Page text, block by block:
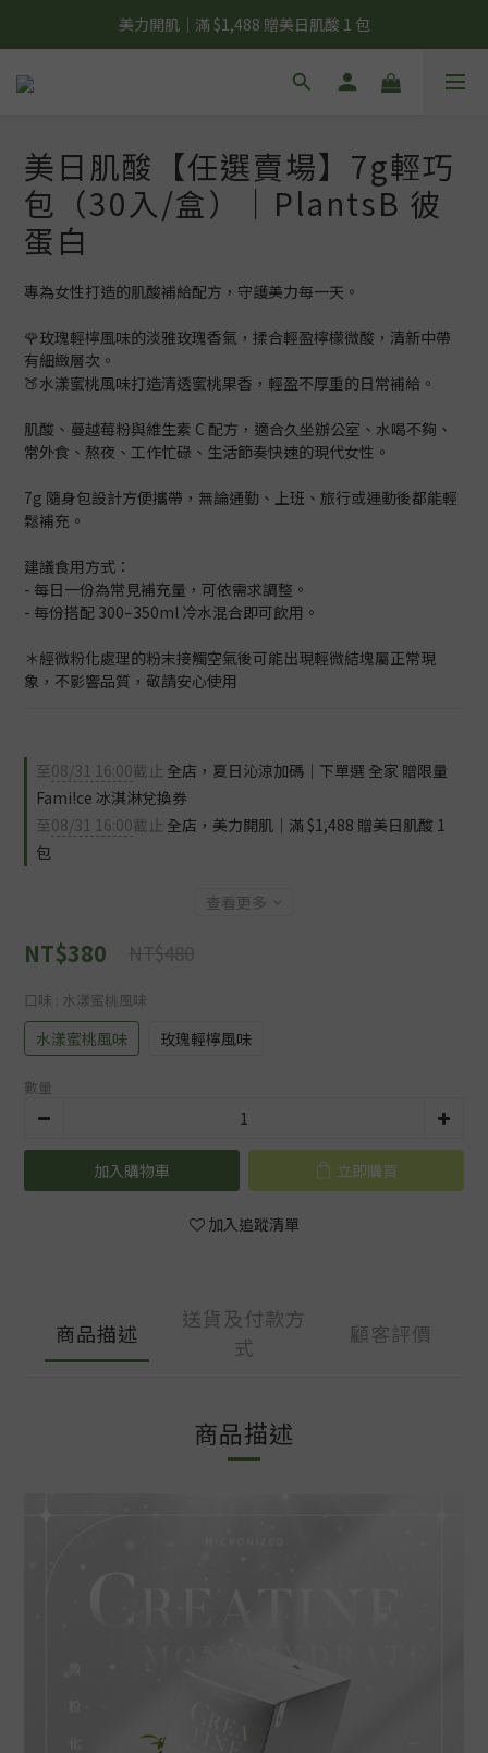
夏日輕補給｜500g 植物蛋白最低 $373 起
美力開肌｜滿 $1,488 贈美日肌酸 1 包
夏日輕補給｜500g 植物蛋白最低 $373 起
美日肌酸【任選賣場】7g輕巧
包（30入/盒）｜PlantsB 彼
蛋白
專為女性打造的肌酸補給配方，守護美力每一天。
🌹玫瑰輕檸風味的淡雅玫瑰香氣，揉合輕盈檸檬微酸，清新中帶
有細緻層次。
🍑水漾蜜桃風味打造清透蜜桃果香，輕盈不厚重的日常補給。
肌酸、蔓越莓粉與維生素 C 配方，適合久坐辦公室、水喝不夠、
常外食、熬夜、工作忙碌、生活節奏快速的現代女性。
7g 隨身包設計方便攜帶，無論通勤、上班、旅行或運動後都能輕
鬆補充。
建議食用方式：
- 每日一份為常見補充量，可依需求調整。
- 每份搭配 300–350ml 冷水混合即可飲用。
＊經微粉化處理的粉末接觸空氣後可能出現輕微結塊屬正常現
象，不影響品質，敬請安心使用
至08/31 16:00截止 全店，夏日沁涼加碼｜下單選 全家 贈限量
Fami!ce 冰淇淋兌換券
至08/31 16:00截止 全店，美力開肌｜滿 $1,488 贈美日肌酸 1
包
查看更多
NT$380 NT$480
口味 : 水漾蜜桃風味
水漾蜜桃風味 玫瑰輕檸風味
數量
加入購物車 立即購買
加入追蹤清單
商品描述
送貨及付款方
式
顧客評價
商品描述